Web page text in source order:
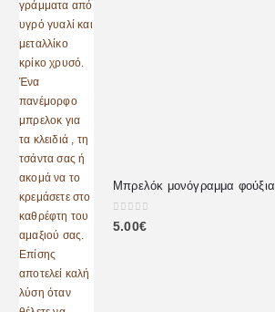
Μπρελόκ μονόγραμμα φούξια
0 out of 5
5.00€